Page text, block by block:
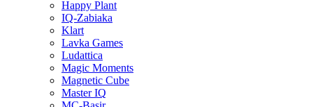
Happy Plant
IQ-Zabiaka
Klart
Lavka Games
Ludattica
Magic Moments
Magnetic Cube
Master IQ